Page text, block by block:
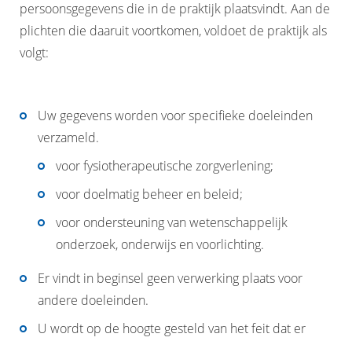
persoonsgegevens die in de praktijk plaatsvindt. Aan de
plichten die daaruit voortkomen, voldoet de praktijk als
volgt:
Uw gegevens worden voor specifieke doeleinden
verzameld.
voor fysiotherapeutische zorgverlening;
voor doelmatig beheer en beleid;
voor ondersteuning van wetenschappelijk
onderzoek, onderwijs en voorlichting.
Er vindt in beginsel geen verwerking plaats voor
andere doeleinden.
U wordt op de hoogte gesteld van het feit dat er